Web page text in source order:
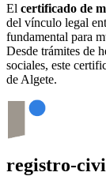
El certificado de
del vínculo legal
fundamental para
Desde trámites de
sociales, este
de Algete.
registro-